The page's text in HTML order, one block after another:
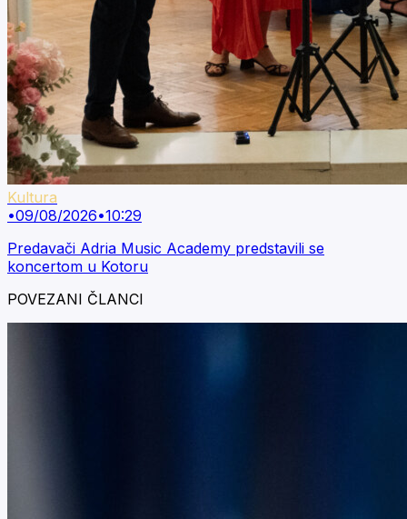
Kultura
•09/08/2026•10:29
Predavači Adria Music Academy predstavili se
koncertom u Kotoru
POVEZANI ČLANCI